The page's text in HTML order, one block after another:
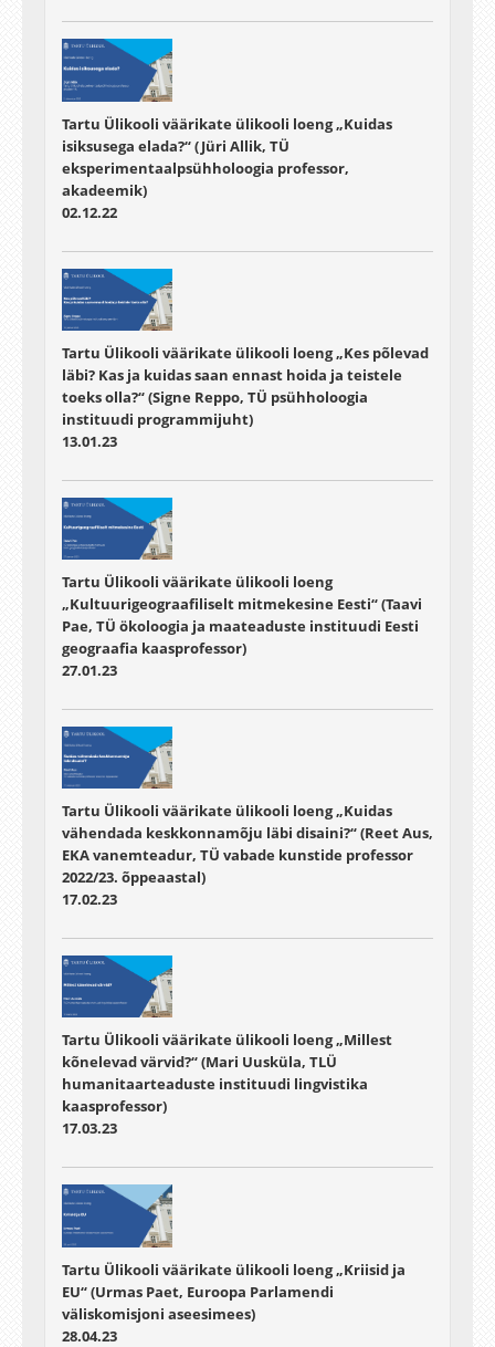
Tartu Ülikooli väärikate ülikooli loeng „Kuidas
isiksusega elada?“ (Jüri Allik, TÜ
eksperimentaalpsühholoogia professor,
akadeemik)
02.12.22
Tartu Ülikooli väärikate ülikooli loeng „Kes põlevad
läbi? Kas ja kuidas saan ennast hoida ja teistele
toeks olla?“ (Signe Reppo, TÜ psühholoogia
instituudi programmijuht)
13.01.23
Tartu Ülikooli väärikate ülikooli loeng
„Kultuurigeograafiliselt mitmekesine Eesti“ (Taavi
Pae, TÜ ökoloogia ja maateaduste instituudi Eesti
geograafia kaasprofessor)
27.01.23
Tartu Ülikooli väärikate ülikooli loeng „Kuidas
vähendada keskkonnamõju läbi disaini?“ (Reet Aus,
EKA vanemteadur, TÜ vabade kunstide professor
2022/23. õppeaastal)
17.02.23
Tartu Ülikooli väärikate ülikooli loeng „Millest
kõnelevad värvid?“ (Mari Uusküla, TLÜ
humanitaarteaduste instituudi lingvistika
kaasprofessor)
17.03.23
Tartu Ülikooli väärikate ülikooli loeng „Kriisid ja
EU“ (Urmas Paet, Euroopa Parlamendi
väliskomisjoni aseesimees)
28.04.23